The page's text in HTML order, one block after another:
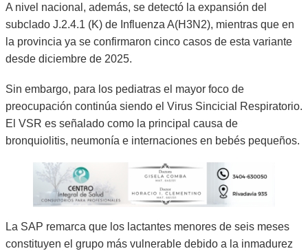
A nivel nacional, además, se detectó la expansión del
subclado J.2.4.1 (K) de Influenza A(H3N2), mientras que en
la provincia ya se confirmaron cinco casos de esta variante
desde diciembre de 2025.
Sin embargo, para los pediatras el mayor foco de
preocupación continúa siendo el Virus Sincicial Respiratorio.
El VSR es señalado como la principal causa de
bronquiolitis, neumonía e internaciones en bebés pequeños.
La SAP remarca que los lactantes menores de seis meses
constituyen el grupo más vulnerable debido a la inmadurez